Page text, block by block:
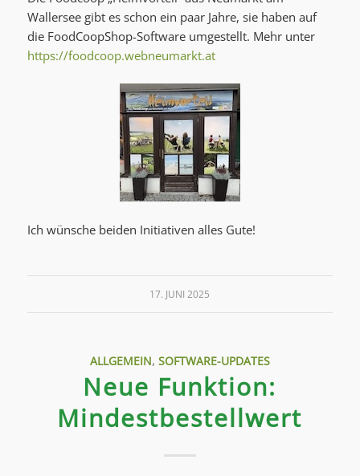
Wallersee gibt es schon ein paar Jahre, sie haben auf
die FoodCoopShop-Software umgestellt. Mehr unter
https://foodcoop.webneumarkt.at
Ich wünsche beiden Initiativen alles Gute!
17. JUNI 2025
ALLGEMEIN, SOFTWARE-UPDATES
Neue Funktion:
Mindestbestellwert